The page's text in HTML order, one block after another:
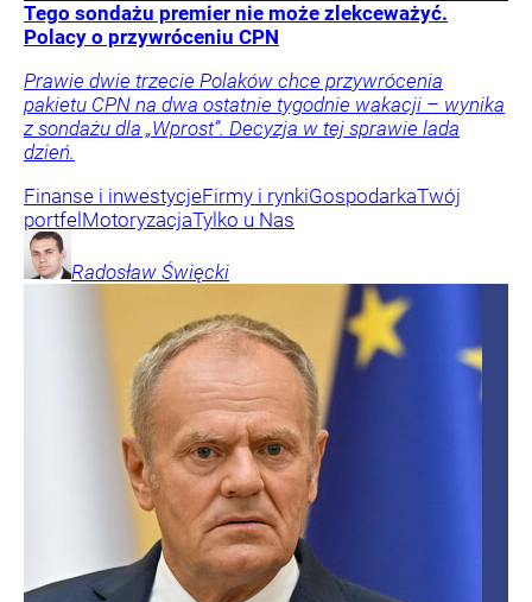
Tego sondażu premier nie może zlekceważyć.
Polacy o przywróceniu CPN
Prawie dwie trzecie Polaków chce przywrócenia
pakietu CPN na dwa ostatnie tygodnie wakacji – wynika
z sondażu dla „Wprost”. Decyzja w tej sprawie lada
dzień.
Finanse i inwestycjeFirmy i rynkiGospodarkaTwój
portfel MotoryzacjaTylko u Nas
Radosław Święcki